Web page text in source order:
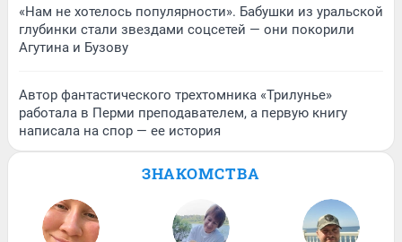
«Нам не хотелось популярности». Бабушки из уральской
глубинки стали звездами соцсетей — они покорили
Агутина и Бузову
Автор фантастического трехтомника «Трилунье»
работала в Перми преподавателем, а первую книгу
написала на спор — ее история
ЗНАКОМСТВА